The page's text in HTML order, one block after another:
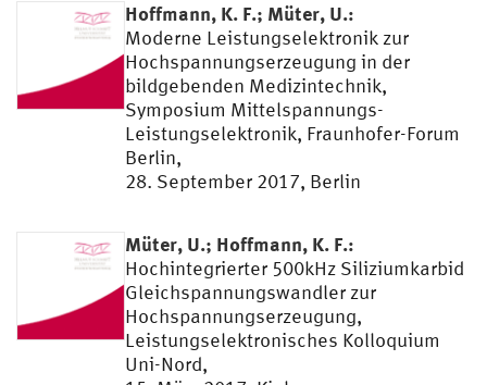
Hoffmann, K. F.; Müter, U.:
Moderne Leistungselektronik zur
Hochspannungserzeugung in der
bildgebenden Medizintechnik,
Symposium Mittelspannungs-
Leistungselektronik, Fraunhofer-Forum
Berlin,
28. September 2017, Berlin
Müter, U.; Hoffmann, K. F.:
Hochintegrierter 500kHz Siliziumkarbid
Gleichspannungswandler zur
Hochspannungserzeugung,
Leistungselektronisches Kolloquium
Uni-Nord,